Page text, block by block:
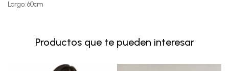
Largo: 60cm
Productos que te pueden interesar